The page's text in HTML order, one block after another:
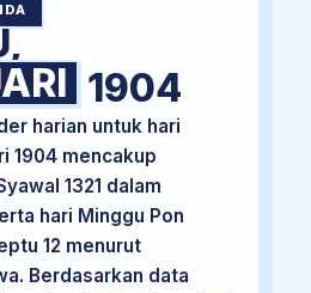
1904
harian untuk hari
1904 mencakup
1321 dalam
hari Minggu Pon
12 menurut
Berdasarkan data